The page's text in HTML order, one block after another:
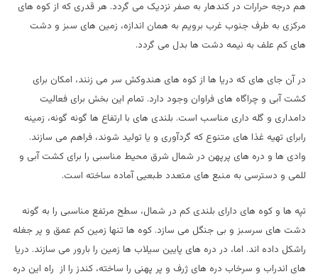
هم درجه حرارات در کندهار به صفر نزدیک می گردد. هر قدری که از کوه های
مرکزی به طرف جنوب غرب برویم به همان اندازه، زمین های سبز و دشت
های کم علف به نیمه دشت ها بدل می گردد.
در آن جای های که دریا ها از کوه های هندوکش سر می زنند، امکان برای
کشت آبی و چراگاه های فراوان وجود دارد. تمام این بخش برای فعالیت
دامداری و گله داری مناسب است. بلندی های با ارتفاع ها گونه گونه، زمینه
رابرای تهیه غذا های متنوع که گردآوری و یا تولید شوند، فراهم می سازند.
وادی ها و دره های پرپهن در شمال شرق محیط مناسبی را برای کشت آبی و
للمی و دسترسی به منبع های متعدد طبعیی آماده ساخته است.
تپه ها و کوه های دارای بلندی کم در شمال، سطح مرتفع مناسبی را به گونه
دشت های سرسبز و بی جنگل می سازد. کوه ها تنها زمین کم عمق و پر جغله
راشکل داده اند. اما، در دره های پایین سیلاب ها زمین را بارور می سازند. دریا
های اندراب و سرخاب دره های ژرف و پر پهنی را ساخته، کندز را از راه این دره